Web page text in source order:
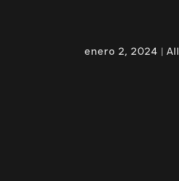
enero 2, 2024 All